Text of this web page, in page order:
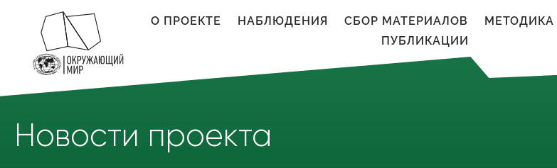
О ПРОЕКТЕ НАБЛЮДЕНИЯ CБОР МАТЕРИАЛОВ МЕТОДИКА
ПУБЛИКАЦИИ
Новости проекта